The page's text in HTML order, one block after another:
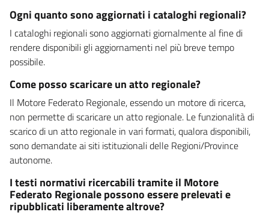
Ogni quanto sono aggiornati i cataloghi regionali?
I cataloghi regionali sono aggiornati giornalmente al fine di
rendere disponibili gli aggiornamenti nel più breve tempo
possibile.
Come posso scaricare un atto regionale?
Il Motore Federato Regionale, essendo un motore di ricerca,
non permette di scaricare un atto regionale. Le funzionalità di
scarico di un atto regionale in vari formati, qualora disponibili,
sono demandate ai siti istituzionali delle Regioni/Province
autonome.
I testi normativi ricercabili tramite il Motore
Federato Regionale possono essere prelevati e
ripubblicati liberamente altrove?